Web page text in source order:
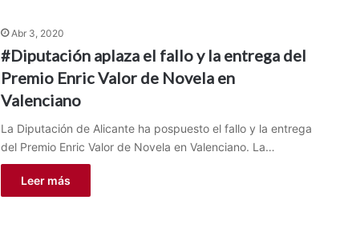
Abr 3, 2020
#Diputación aplaza el fallo y la entrega del
Premio Enric Valor de Novela en
Valenciano
La Diputación de Alicante ha pospuesto el fallo y la entrega
del Premio Enric Valor de Novela en Valenciano. La…
Leer más